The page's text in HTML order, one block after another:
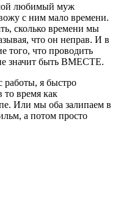
любимый муж
с ним мало времени.
сколько времени мы
что он неправ. И в
того, что проводить
значит быть ВМЕСТЕ.
работы, я быстро
то время как
Или мы оба залипаем в
а потом просто